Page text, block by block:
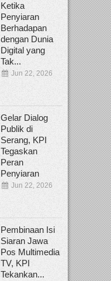
Ketika
Penyiaran
Berhadapan
dengan Dunia
Digital yang
Tak...
Jun 22, 2026
Gelar Dialog
Publik di
Serang, KPI
Tegaskan
Peran
Penyiaran
Jun 22, 2026
Pembinaan Isi
Siaran Jawa
Pos Multimedia
TV, KPI
Tekankan...